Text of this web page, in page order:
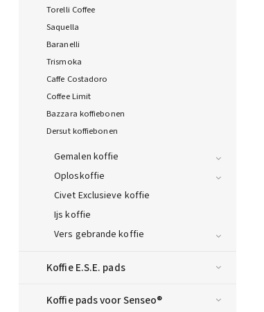
Torelli Coffee
Saquella
Baranelli
Trismoka
Caffe Costadoro
Coffee Limit
Bazzara koffiebonen
Dersut koffiebonen
Gemalen koffie
Oploskoffie
Civet Exclusieve koffie
Ijs koffie
Vers gebrande koffie
Koffie E.S.E. pads
Koffie pads voor Senseo®